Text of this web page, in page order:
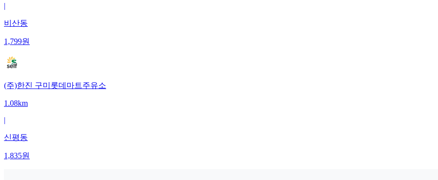
|
비산동
1,799원
(주)한진 구미롯데마트주유소
1.08km
|
신평동
1,835원